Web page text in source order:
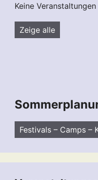
Keine Veranstaltungen
Zeige alle
Festivals – Camps –